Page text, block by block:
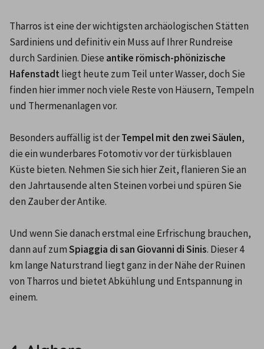
Tharros ist eine der wichtigsten archäologischen Stätten
Sardiniens und definitiv ein Muss auf Ihrer Rundreise
durch Sardinien. Diese antike römisch-phönizische
Hafenstadt liegt heute zum Teil unter Wasser, doch Sie
finden hier immer noch viele Reste von Häusern, Tempeln
und Thermenanlagen vor.
Besonders auffällig ist der Tempel mit den zwei Säulen,
die ein wunderbares Fotomotiv vor der türkisblauen
Küste bieten. Nehmen Sie sich hier Zeit, flanieren Sie an
den Jahrtausende alten Steinen vorbei und spüren Sie
den Zauber der Antike.
Und wenn Sie danach erstmal eine Erfrischung brauchen,
dann auf zum Spiaggia di san Giovanni di Sinis. Dieser 4
km lange Naturstrand liegt ganz in der Nähe der Ruinen
von Tharros und bietet Abkühlung und Entspannung in
einem.